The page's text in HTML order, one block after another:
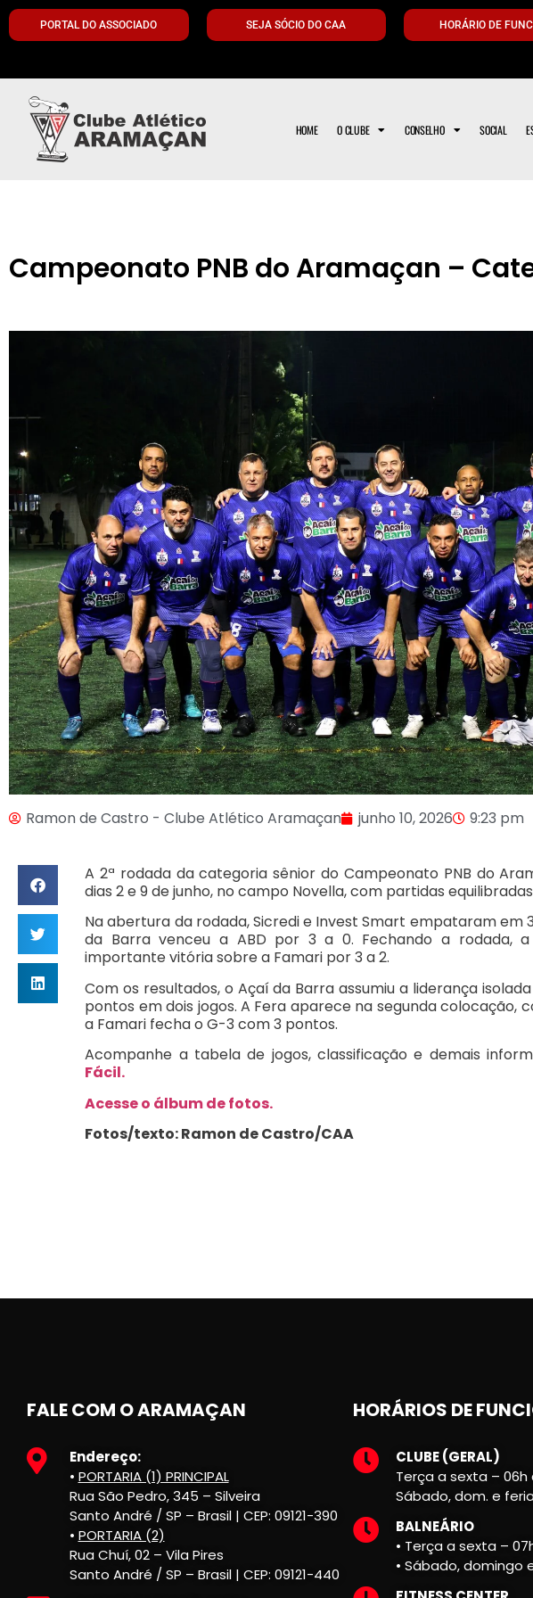
PORTAL DO ASSOCIADO SEJA SÓCIO DO CAA HORÁRIO DE
HOME O CLUBE CONSELHO SOCIAL
Campeonato PNB do Aramaçan –
Ramon de Castro - Clube Atlético Aramaçan junho 10, 2026 9:23 pm
A 2ª rodada da categoria sênior do Campeonato PNB do
dias 2 e 9 de junho, no campo Novella, com partidas
Na abertura da rodada, Sicredi e Invest Smart empataram em
da Barra venceu a ABD por 3 a 0. Fechando a rodada, a
importante vitória sobre a Famari por 3 a 2.
Com os resultados, o Açaí da Barra assumiu a liderança
pontos em dois jogos. A Fera aparece na segunda colocação,
a Famari fecha o G-3 com 3 pontos.
Acompanhe a tabela de jogos, classificação e demais
Fácil.
Acesse o álbum de fotos.
Fotos/texto: Ramon de Castro/CAA
FALE COM O ARAMAÇAN
Endereço:
• PORTARIA (1) PRINCIPAL
Rua São Pedro, 345 – Silveira
Santo André / SP – Brasil | CEP: 09121-390
• PORTARIA (2)
Rua Chuí, 02 – Vila Pires
Santo André / SP – Brasil | CEP: 09121-440
HORÁRIOS DE
CLUBE (GERAL)
Terça a sexta – 06h
Sábado, dom. e
BALNEÁRIO
• Terça a sexta –
• Sábado, domingo